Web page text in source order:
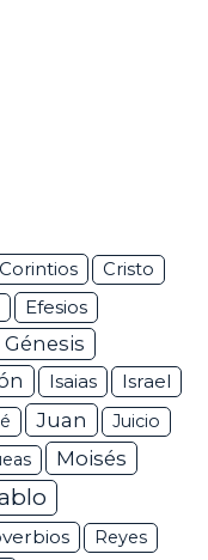
Corintios Cristo
Efesios
Génesis
Isaias Israel
Juan
Juicio
Moisés
Reyes